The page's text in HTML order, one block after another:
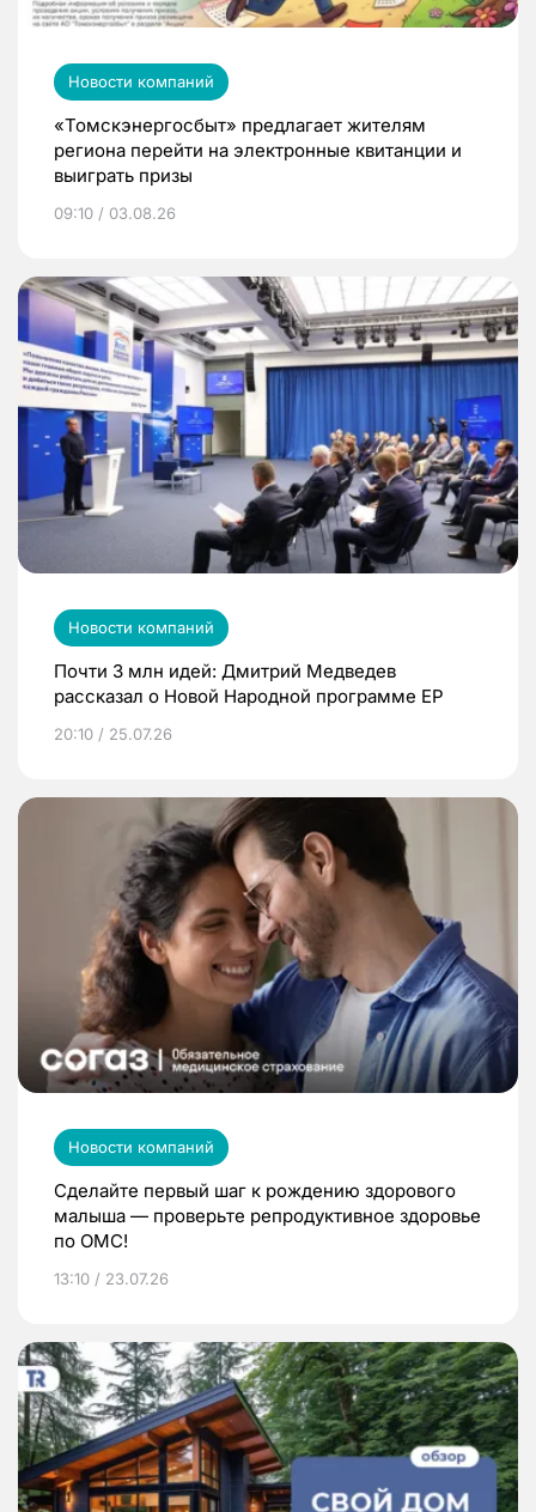
Новости компаний
«Томскэнергосбыт» предлагает жителям
региона перейти на электронные квитанции и
выиграть призы
09:10 / 03.08.26
Новости компаний
Почти 3 млн идей: Дмитрий Медведев
рассказал о Новой Народной программе ЕР
20:10 / 25.07.26
Новости компаний
Сделайте первый шаг к рождению здорового
малыша — проверьте репродуктивное здоровье
по ОМС!
13:10 / 23.07.26